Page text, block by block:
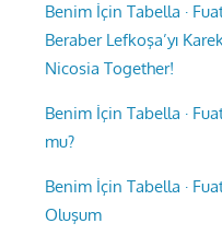
Benim İçin Tabella · Fuat
Beraber Lefkoşa’yı
Nicosia Together!
Benim İçin Tabella · Fuat
mu?
Benim İçin Tabella · Fuat
Oluşum